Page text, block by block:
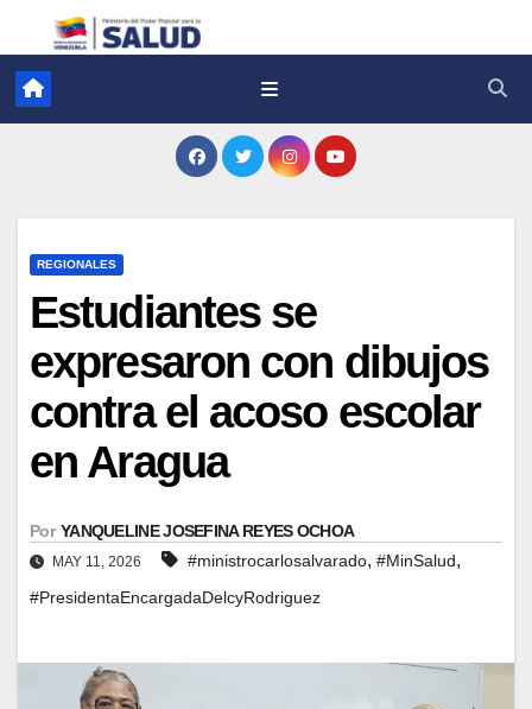
REGIONALES
Estudiantes se
expresaron con dibujos
contra el acoso escolar
en Aragua
Por YANQUELINE JOSEFINA REYES OCHOA
MAY 11, 2026 #ministrocarlosalvarado, #MinSalud,
#PresidentaEncargadaDelcyRodriguez